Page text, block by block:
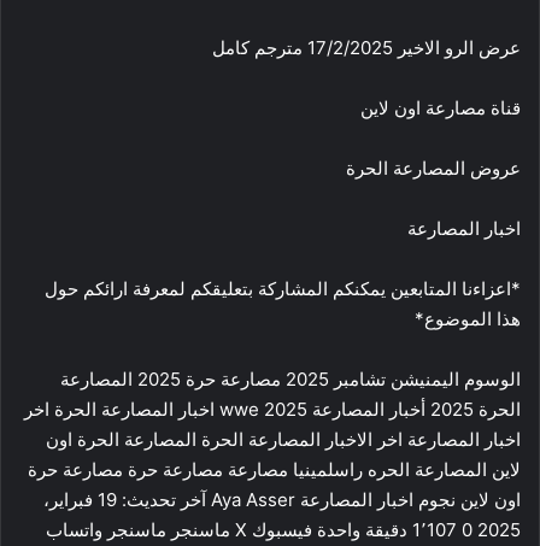
عرض الرو الاخير 17/2/2025 مترجم كامل
قناة مصارعة اون لاين
عروض المصارعة الحرة
اخبار المصارعة
*اعزاءنا المتابعين يمكنكم المشاركة بتعليقكم لمعرفة ارائكم حول
هذا الموضوع*
الوسوم اليمنيشن تشامبر 2025 مصارعة حرة 2025 المصارعة
الحرة 2025 أخبار المصارعة 2025 wwe اخبار المصارعة الحرة اخر
اخبار المصارعة اخر الاخبار المصارعة الحرة المصارعة الحرة اون
لاين المصارعة الحره راسلمينيا مصارعة مصارعة حرة مصارعة حرة
اون لاين نجوم اخبار المصارعة Aya Asser آخر تحديث: 19 فبراير،
2025 0 1٬107 دقيقة واحدة فيسبوك ‫X ماسنجر ماسنجر واتساب